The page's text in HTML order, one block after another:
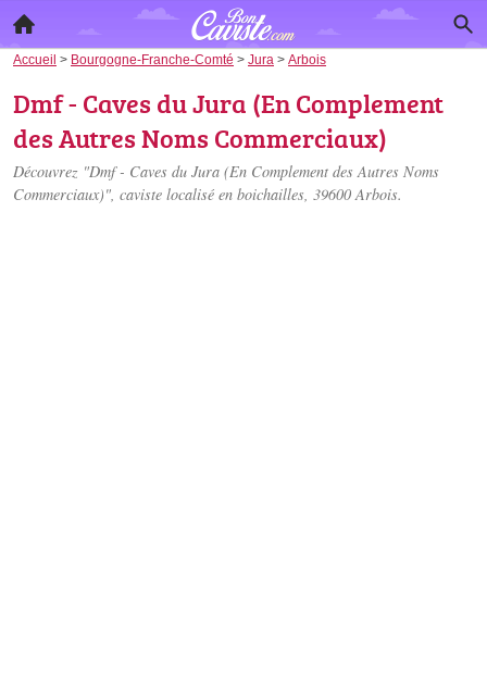
Accueil > Bourgogne-Franche-Comté > Jura > Arbois
Dmf - Caves du Jura (En Complement
des Autres Noms Commerciaux)
Découvrez "Dmf - Caves du Jura (En Complement des Autres Noms
Commerciaux)", caviste localisé en boichailles, 39600 Arbois.